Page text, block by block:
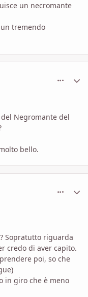
un necromante
tremendo
Negromante del
bello.
Sopratutto riguarda
credo di aver capito.
poi, so che
in giro che è meno